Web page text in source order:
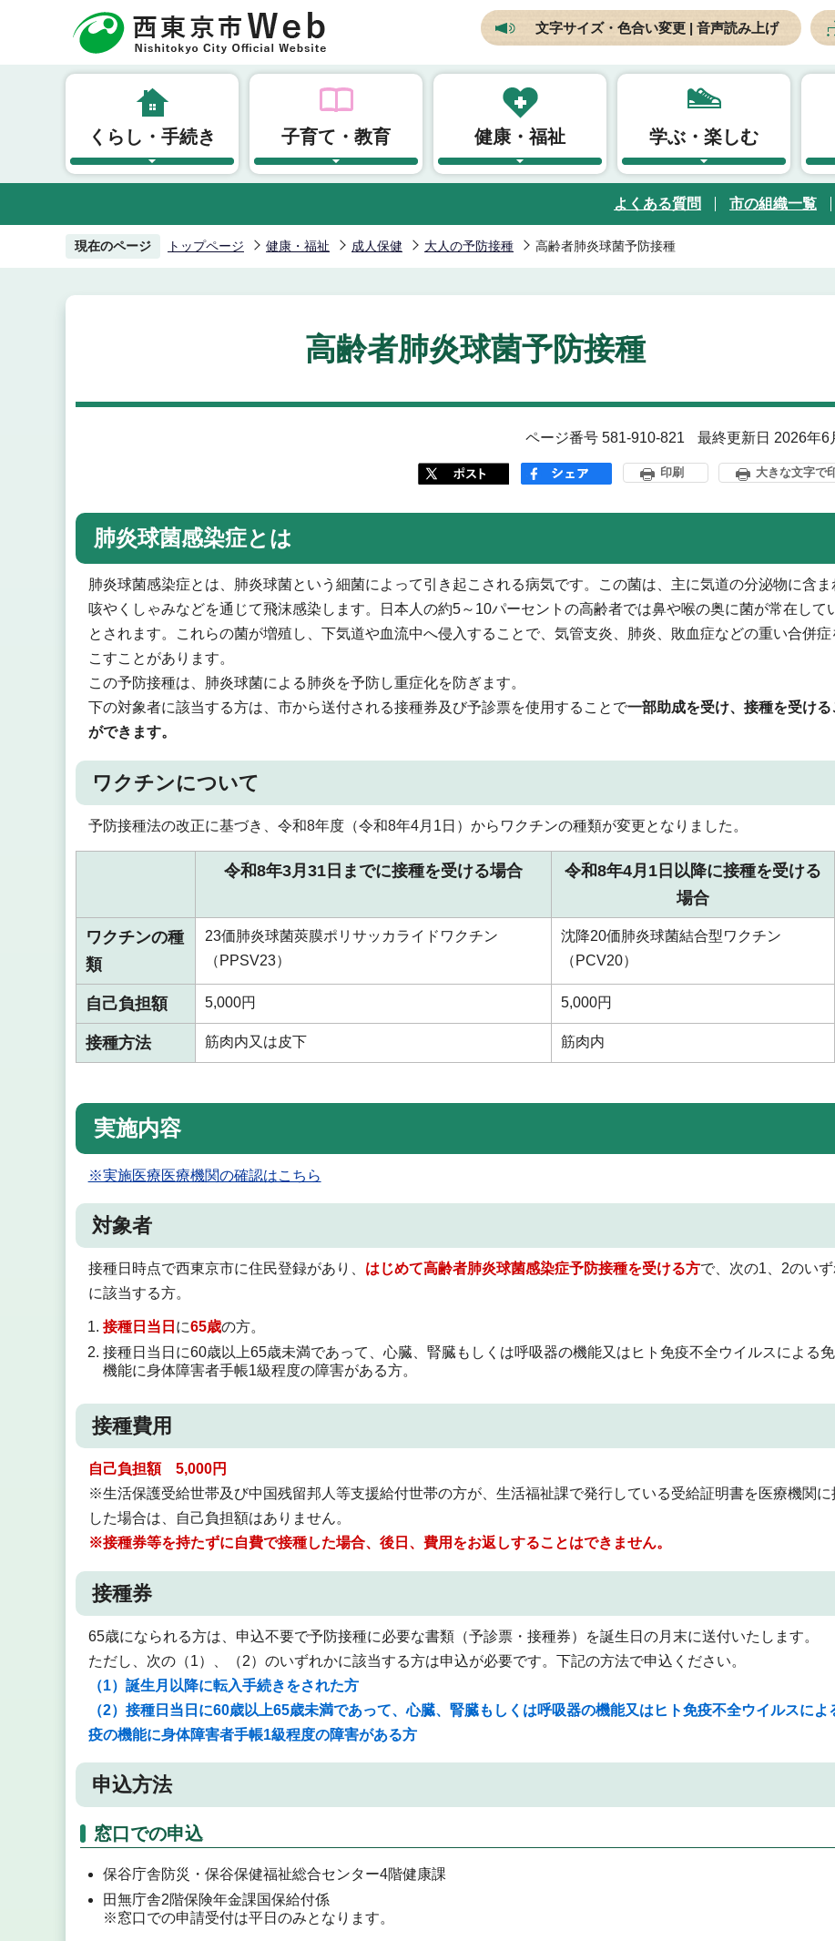
頭
文字サイズ・色合い変更 | 音声読み上げ
くらし・手続き 子育て・教育 健康・福祉 学ぶ・楽しむ
よくある質問 市の組織一覧
現在のページ トップページ 健康・福祉 成人保健 大人の予防接種 高齢者肺炎球菌予防接種
高齢者肺炎球菌予防接種
ページ番号 581-910-821 最終更新日 2026年6
印刷 大きな文字で
肺炎球菌感染症とは
肺炎球菌感染症とは、肺炎球菌という細菌によって引き起こされる病気です。この菌は、主に気道の分泌物に含ま
咳やくしゃみなどを通じて飛沫感染します。日本人の約5～10パーセントの高齢者では鼻や喉の奥に菌が常在して
とされます。これらの菌が増殖し、下気道や血流中へ侵入することで、気管支炎、肺炎、敗血症などの重い合併症
こすことがあります。
この予防接種は、肺炎球菌による肺炎を予防し重症化を防ぎます。
下の対象者に該当する方は、市から送付される接種券及び予診票を使用することで一部助成を受け、接種を受ける
ができます。
ワクチンについて
予防接種法の改正に基づき、令和8年度（令和8年4月1日）からワクチンの種類が変更となりました。
令和8年3月31日までに接種を受ける場合
令和8年4月1日以降に接種を受ける
場合
ワクチンの種
類
23価肺炎球菌莢膜ポリサッカライドワクチン
（PPSV23）
沈降20価肺炎球菌結合型ワクチン
（PCV20）
自己負担額 5,000円 5,000円
接種方法 筋肉内又は皮下 筋肉内
実施内容
※実施医療医療機関の確認はこちら
対象者
接種日時点で西東京市に住民登録があり、 はじめて高齢者肺炎球菌感染症予防接種を受ける方で、次の1、2のい
に該当する方。
接種日当日 に65歳の方。
接種日当日に60歳以上65歳未満であって、心臓、腎臓もしくは呼吸器の機能又はヒト免疫不全ウイルスによる
機能に身体障害者手帳1級程度の障害がある方。
接種費用
自己負担額 5,000円
※生活保護受給世帯及び中国残留邦人等支援給付世帯の方が、生活福祉課で発行している受給証明書を医療機関に
した場合は、自己負担額はありません。
※接種券等を持たずに自費で接種した場合、後日、費用をお返しすることはできません。
接種券
65歳になられる方は、申込不要で予防接種に必要な書類（予診票・接種券）を誕生日の月末に送付いたします。
ただし、次の（1）、（2）のいずれかに該当する方は申込が必要です。下記の方法で申込ください。
（1）誕生月以降に転入手続きをされた方
（2）接種日当日に60歳以上65歳未満であって、心臓、腎臓もしくは呼吸器の機能又はヒト免疫不全ウイルスによ
疫の機能に身体障害者手帳1級程度の障害がある方
申込方法
窓口での申込
保谷庁舎防災・保谷保健福祉総合センター4階健康課
田無庁舎2階保険年金課国保給付係
※窓口での申請受付は平日のみとなります。